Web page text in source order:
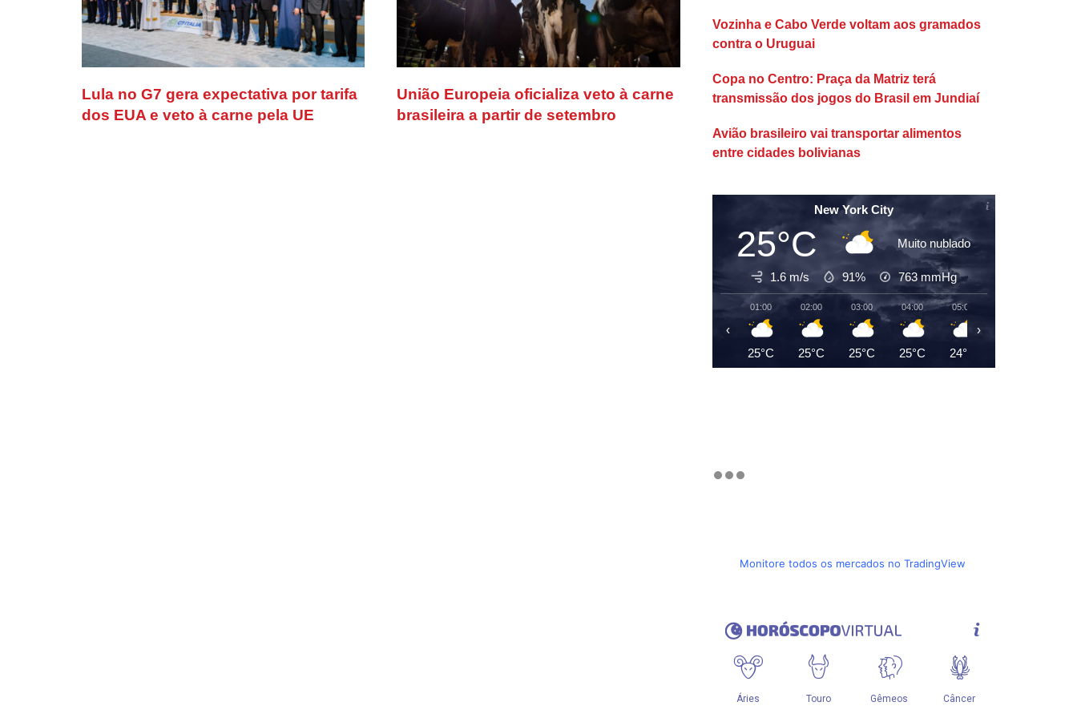
Lula no G7 gera expectativa por tarifa
dos EUA e veto à carne pela UE
União Europeia oficializa veto à carne
brasileira a partir de setembro
Vozinha e Cabo Verde voltam aos gramados
contra o Uruguai
Copa no Centro: Praça da Matriz terá
transmissão dos jogos do Brasil em Jundiaí
Avião brasileiro vai transportar alimentos
entre cidades bolivianas
New York City
25°C Muito nublado
1.6 m/s 91% 763 mmHg
01:00
25°C
02:00
25°C
03:00
25°C
04:00
25°C
05:00
24°C
‹ ›
Monitore todos os mercados no TradingView